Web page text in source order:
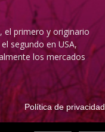
el primero y originario
segundo en USA,
los mercados
Política de privacidad